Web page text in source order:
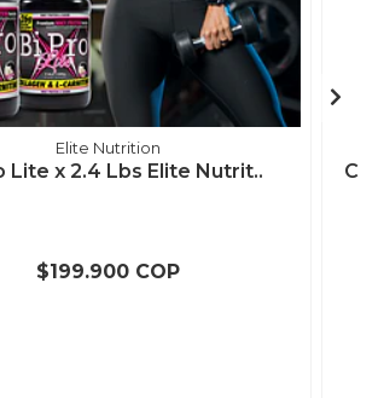
Elite Nutrition
Lite x 2.4 Lbs Elite Nutrit..
$199.900 COP